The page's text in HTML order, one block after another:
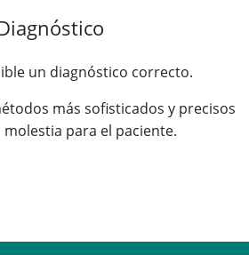
un diagnóstico correcto.
más sofisticados y precisos
para el paciente.